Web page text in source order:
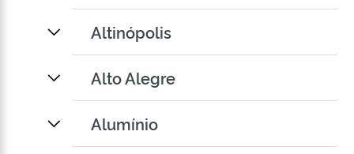
Altinópolis
Alto Alegre
Alumínio